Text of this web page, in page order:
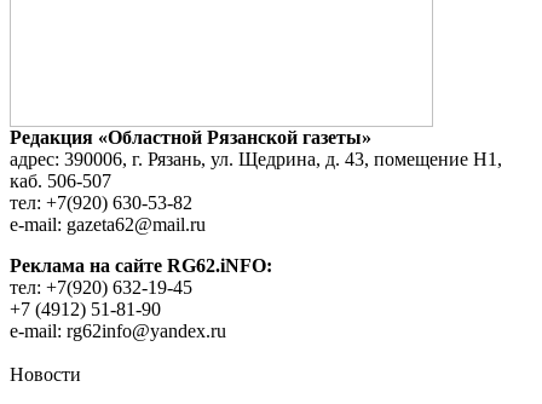
Редакция «Областной Рязанской газеты»
адрес: 390006, г. Рязань, ул. Щедрина, д. 43, помещение Н1,
каб. 506-507
тел: +7(920) 630-53-82
e-mail: gazeta62@mail.ru
Реклама на сайте RG62.iNFO:
тел: +7(920) 632-19-45
+7 (4912) 51-81-90
e-mail: rg62info@yandex.ru
Новости